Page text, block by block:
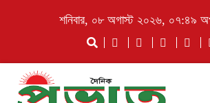
শনিবার, ০৮ অগাস্ট ২০২৬, ০৭:৪৯